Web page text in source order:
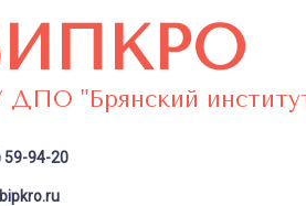
ДПО "Брянский
сайта → второстепенный
59-94-20